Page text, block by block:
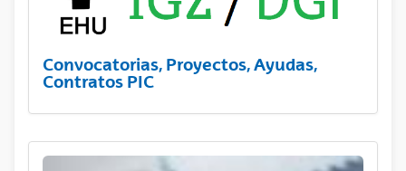
Convocatorias, Proyectos, Ayudas,
Contratos PIC